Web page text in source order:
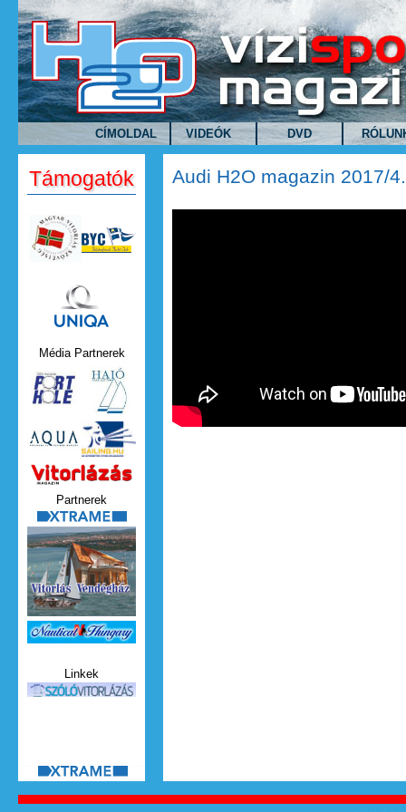
Ugrás a tartalomra
CÍMOLDAL VIDEÓK DVD
Audi H2O magazin 2017/
Támogatók
Uniqa.png
Média Partnerek
Vitorlazas_magazin.jpg
Partnerek
xtrame.png
Nauticat.jpg
Linkek
szolo_vitorlazas.jpg